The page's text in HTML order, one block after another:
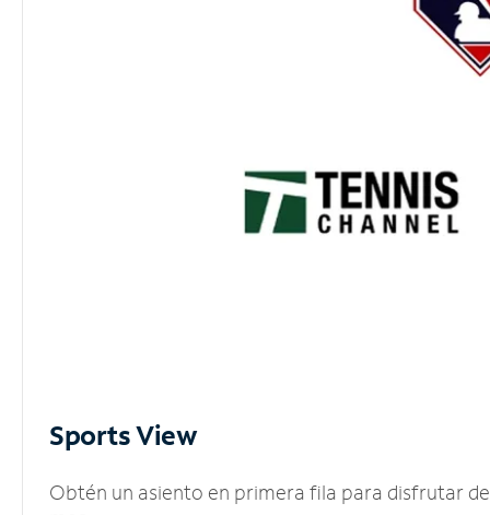
Sports View
Obtén un asiento en primera fila para disfrutar